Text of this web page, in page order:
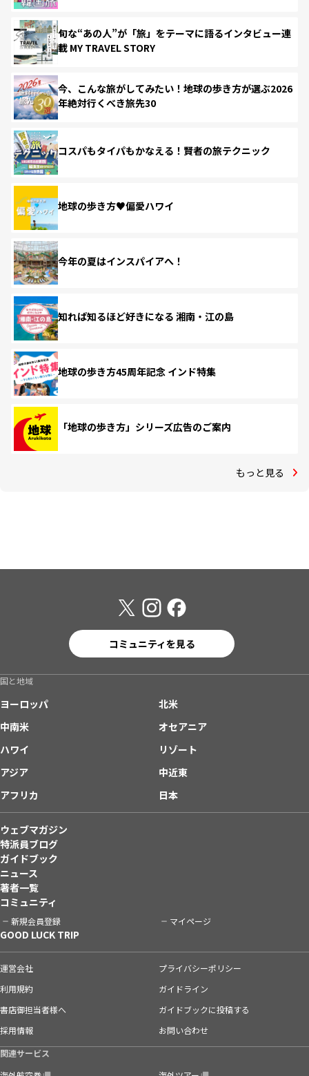
旬な“あの人”が「旅」をテーマに語るインタビュー連
載 MY TRAVEL STORY
今、こんな旅がしてみたい！地球の歩き方が選ぶ2026
年絶対行くべき旅先30
コスパもタイパもかなえる！賢者の旅テクニック
地球の歩き方♥偏愛ハワイ
今年の夏はインスパイアへ！
知れば知るほど好きになる 湘南・江の島
地球の歩き方45周年記念 インド特集
「地球の歩き方」シリーズ広告のご案内
もっと見る
コミュニティを見る
国と地域
ヨーロッパ
北米
中南米
オセアニア
ハワイ
リゾート
アジア
中近東
アフリカ
日本
ウェブマガジン
特派員ブログ
ガイドブック
ニュース
著者一覧
コミュニティ
新規会員登録 マイページ
GOOD LUCK TRIP
運営会社
プライバシーポリシー
利用規約
ガイドライン
書店御担当者様へ
ガイドブックに投稿する
採用情報
お問い合わせ
関連サービス